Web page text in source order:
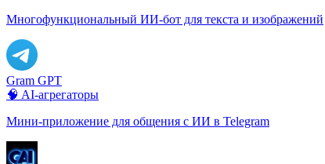
Многофункциональный ИИ-бот для текста и изображений
Gram GPT
🧠 AI-агрегаторы
Мини-приложение для общения с ИИ в Telegram